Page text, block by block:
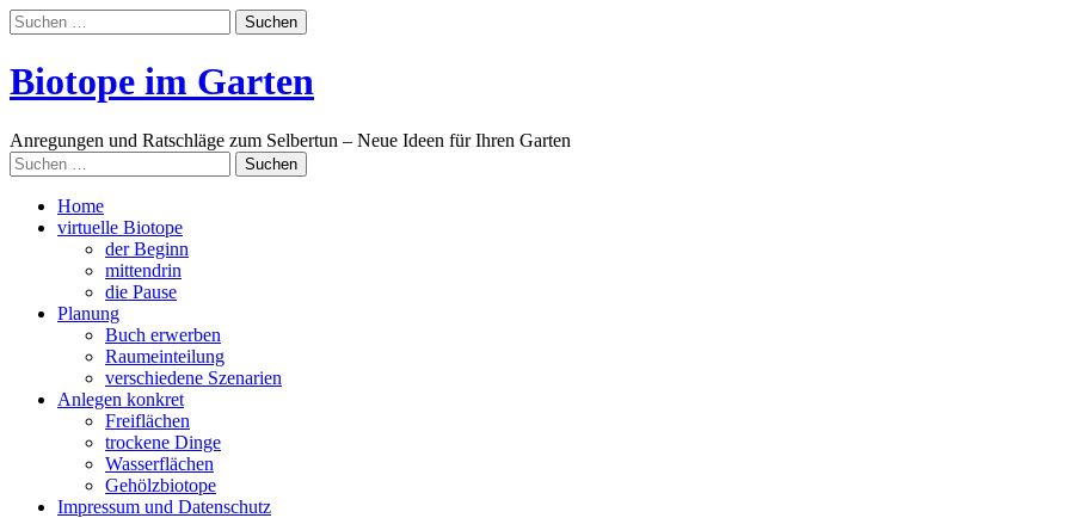
Suchen
nach:
Biotope im Garten
Anregungen und Ratschläge zum Selbertun – Neue Ideen für Ihren Garten
Suchen
nach:
Main
menu
Skip
Home
virtuelle Biotope
der Beginn
mittendrin
die Pause
Planung
Buch erwerben
Raumeinteilung
verschiedene Szenarien
Anlegen konkret
Freiflächen
trockene Dinge
Wasserflächen
Gehölzbiotope
Impressum und Datenschutz